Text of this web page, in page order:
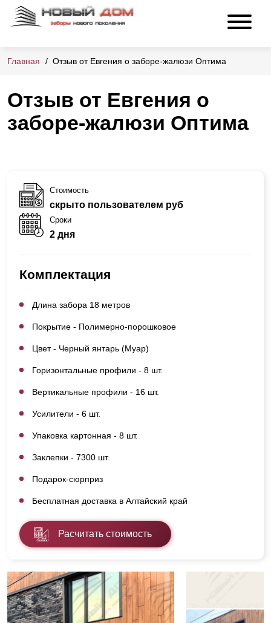
Главная Отзыв от Евгения о заборе-жалюзи Оптима
Отзыв от Евгения о
заборе-жалюзи Оптима
Стоимость
скрыто пользователем руб
Сроки
2 дня
Комплектация
Длина забора 18 метров
Покрытие - Полимерно-порошковое
Цвет - Черный янтарь (Муар)
Горизонтальные профили - 8 шт.
Вертикальные профили - 16 шт.
Усилители - 6 шт.
Упаковка картонная - 8 шт.
Заклепки - 7300 шт.
Подарок-сюрприз
Бесплатная доставка в Алтайский край
Расчитать стоимость